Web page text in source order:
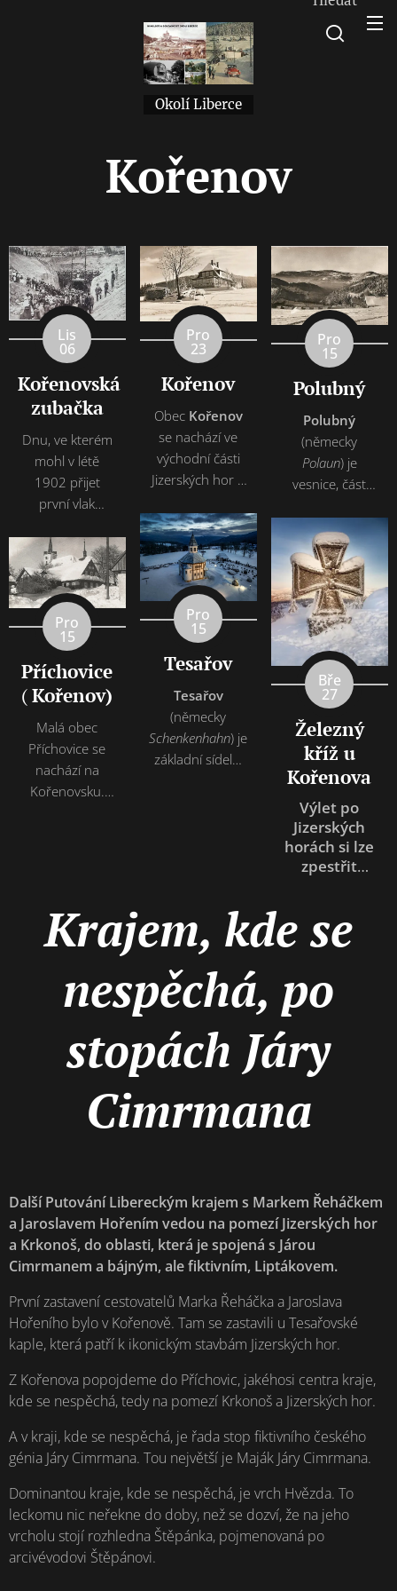
Okolí Liberce
Kořenov
Lis
06
Kořenovská
zubačka
Dnu, ve kterém
mohl v létě
1902 přijet
první vlak
"zubačky" do
Kořenova,
předcházela dvě
léta náročné
výstavby
železniční tratě z
Tanvaldu přes
Desnou. Velkou
1901 bylo
proražení téměř
kilometrového
tunelu z Dolního
pojmenovaném
podle zdejších
Pro
23
Kořenov
Obec Kořenov
se nachází ve
východní části
Jizerských hor a
zasahuje až do
oblasti
Krkonošského
národního
parku. Patří
mezi největší
České republiky.
Málo se dnes už
ví, že zde byly v
minulosti
vyhlášené lázně.
Pro
15
Polubný
Polubný
(německy
Polaun) je
vesnice, část
okrese Jablonec
nad Nisou.
Nachází se asi 3
km na
severozápad od
Kořenova. Je
zde evidováno
251 adres.
Trvale zde žije
164 obyvatel.
Pro
15
Příchovice
(Kořenov)
Malá obec
Příchovice se
nachází na
Kořenovsku.
se z několika
částí: Dolních a
Příchovic,
Pustin, Moravy,
Potočné, Nové
Huti a Tesařova.
převaha občanů
německé
především
sklářstvím,
tkalcovstvím a
dřevařstvím. V
Pro
15
Tesařov
Tesařov
(německy
Schenkenhahn) je
základní sídelní
odvozován s
někdejším
občerstvovacím
zařízením, které
zdejších lesích.
Bře
27
Železný
kříž u
Kořenova
Výlet po
Jizerských
horách si lze
zpestřit
turistického
cíle. U
Štěpánka na
vrchu Hvězda
mohutný
žulový kříž a
kruh z
kamenů.
Celé to
místo pro
rituály
satanistů,
skutečnost je
ale snad
ještě horší.
Podle
vysvětlení
historika se
jedná se o
nacistický
památník.
Krajem, kde se
nespěchá, po
stopách Járy
Cimrmana
Další Putování Libereckým krajem s Markem Řeháčkem
a Jaroslavem Hořením vedou na pomezí Jizerských hor
a Krkonoš, do oblasti, která je spojená s Járou
Cimrmanem a bájným, ale fiktivním, Liptákovem.
První zastavení cestovatelů Marka Řeháčka a Jaroslava
Hořeního bylo v Kořenově. Tam se zastavili u Tesařovské
kaple, která patří k ikonickým stavbám Jizerských hor.
Z Kořenova popojdeme do Příchovic, jakéhosi centra kraje,
kde se nespěchá, tedy na pomezí Krkonoš a Jizerských hor.
A v kraji, kde se nespěchá, je řada stop fiktivního českého
génia Járy Cimrmana. Tou největší je Maják Járy Cimrmana.
Dominantou kraje, kde se nespěchá, je vrch Hvězda. To
leckomu nic neřekne do doby, než se dozví, že na jeho
vrcholu stojí rozhledna Štěpánka, pojmenovaná po
arcivévodovi Štěpánovi.